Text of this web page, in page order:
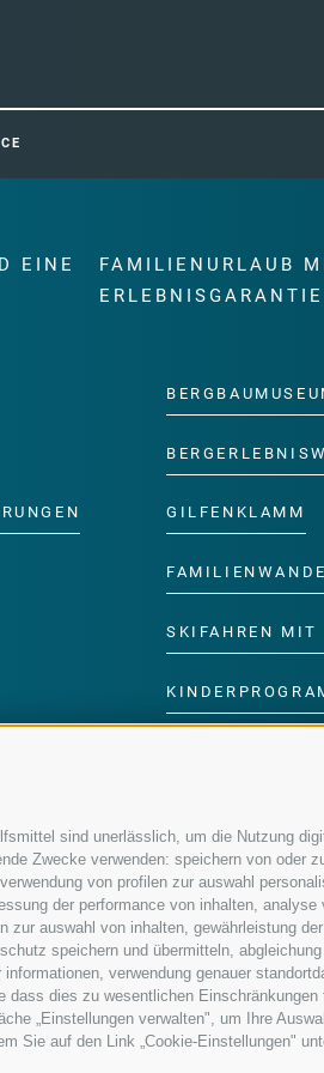
sind unerlässlich, um die Nutzung
Zwecke verwenden: speichern von oder
von profilen zur auswahl
der performance von inhalten,
auswahl von inhalten, gewährleistung
speichern und übermitteln,
verwendung genauer
dies zu wesentlichen
„Einstellungen verwalten", um Ihre
Sie auf den Link „Cookie-Einstellungen"
EINE
FAMILIENURLAUB
ERLEBNISGARANTIE
GILFENKLAMM
SKIFAHREN MIT